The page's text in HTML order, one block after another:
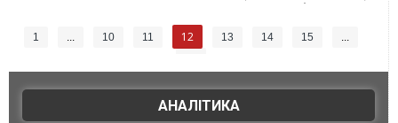
1 ... 10 11 12 13 14 15
...
АНАЛІТИКА